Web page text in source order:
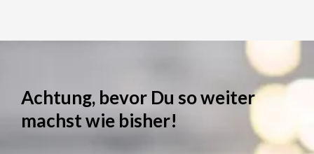
Achtung, bevor Du so weiter
machst wie bisher!